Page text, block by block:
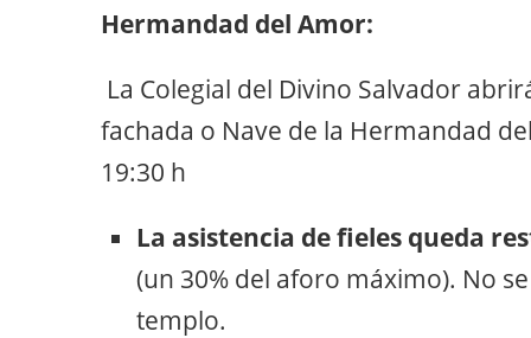
Hermandad del Amor:
La Colegial del Divino Salvador
fachada o Nave de la Hermandad
19:30 h
La asistencia de fieles queda
(un 30% del aforo máximo). No
templo.